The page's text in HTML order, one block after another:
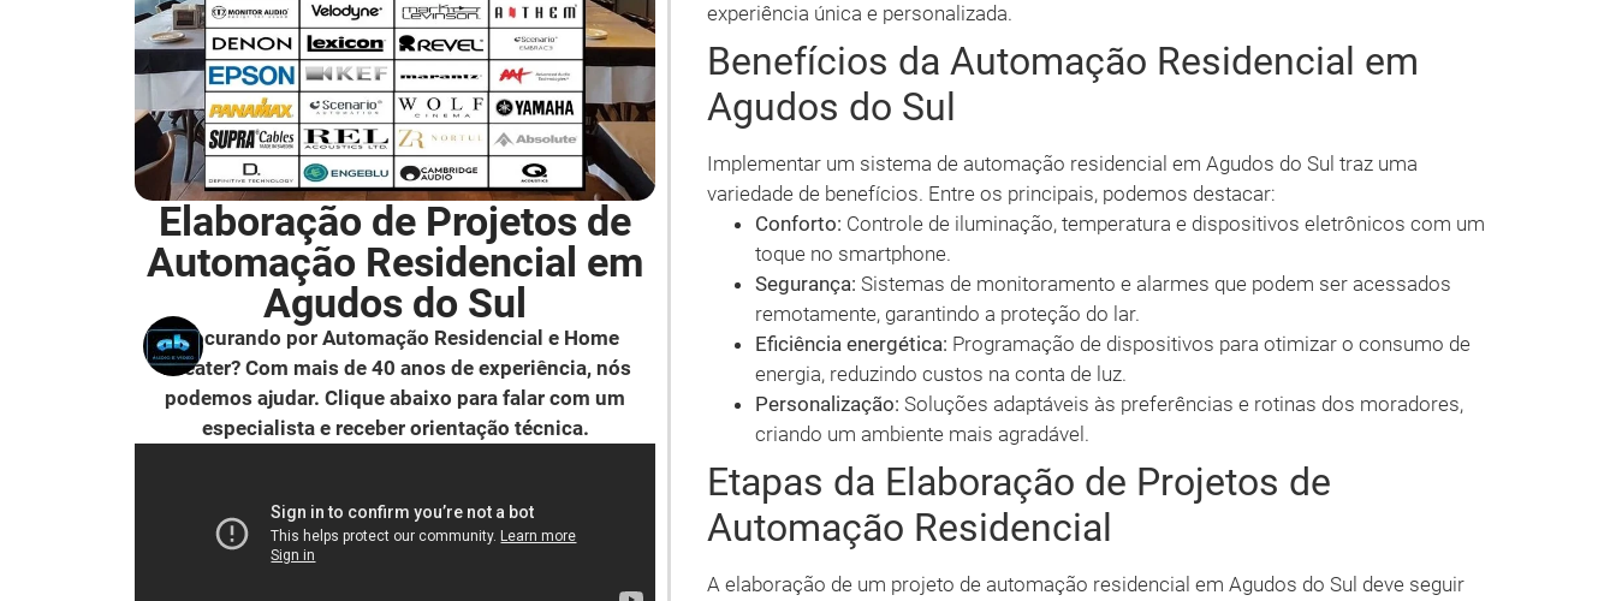
Elaboração de Projetos de
Automação Residencial em
Agudos do Sul
Procurando por Automação Residencial e Home
Theater? Com mais de 40 anos de experiência, nós
podemos ajudar. Clique abaixo para falar com um
especialista e receber orientação técnica.
experiência única e personalizada.
Benefícios da Automação Residencial em
Agudos do Sul
Implementar um sistema de automação residencial em Agudos do Sul traz uma
variedade de benefícios. Entre os principais, podemos destacar:
Conforto: Controle de iluminação, temperatura e dispositivos eletrônicos com um
toque no smartphone.
Segurança: Sistemas de monitoramento e alarmes que podem ser acessados
remotamente, garantindo a proteção do lar.
Eficiência energética: Programação de dispositivos para otimizar o consumo de
energia, reduzindo custos na conta de luz.
Personalização: Soluções adaptáveis às preferências e rotinas dos moradores,
criando um ambiente mais agradável.
Etapas da Elaboração de Projetos de
Automação Residencial
A elaboração de um projeto de automação residencial em Agudos do Sul deve seguir